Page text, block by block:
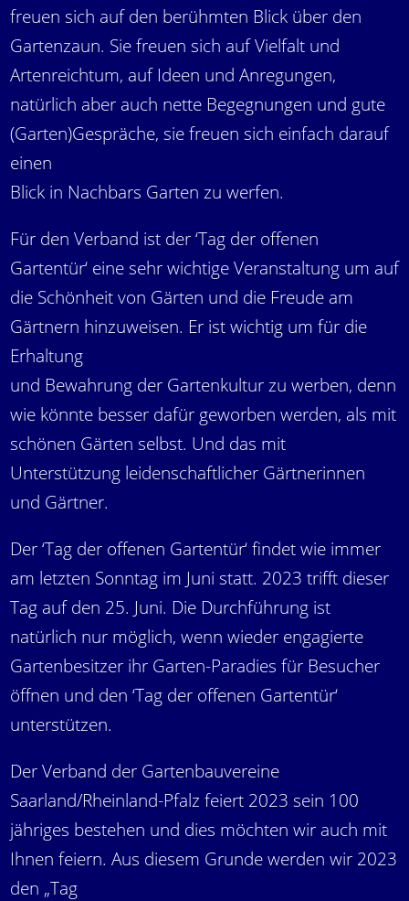
freuen sich auf den berühmten Blick über den
Gartenzaun. Sie freuen sich auf Vielfalt und
Artenreichtum, auf Ideen und Anregungen,
natürlich aber auch nette Begegnungen und gute
(Garten)Gespräche, sie freuen sich einfach darauf
einen
Blick in Nachbars Garten zu werfen.
Für den Verband ist der ‘Tag der offenen
Gartentür‘ eine sehr wichtige Veranstaltung um auf
die Schönheit von Gärten und die Freude am
Gärtnern hinzuweisen. Er ist wichtig um für die
Erhaltung
und Bewahrung der Gartenkultur zu werben, denn
wie könnte besser dafür geworben werden, als mit
schönen Gärten selbst. Und das mit
Unterstützung leidenschaftlicher Gärtnerinnen
und Gärtner.
Der ‘Tag der offenen Gartentür‘ findet wie immer
am letzten Sonntag im Juni statt. 2023 trifft dieser
Tag auf den 25. Juni. Die Durchführung ist
natürlich nur möglich, wenn wieder engagierte
Gartenbesitzer ihr Garten-Paradies für Besucher
öffnen und den ‘Tag der offenen Gartentür‘
unterstützen.
Der Verband der Gartenbauvereine
Saarland/Rheinland-Pfalz feiert 2023 sein 100
jähriges bestehen und dies möchten wir auch mit
Ihnen feiern. Aus diesem Grunde werden wir 2023
den „Tag